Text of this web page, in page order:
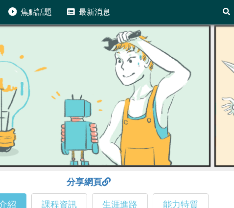
焦點話題 最新消息
分享網頁
紹 課程資訊 生涯進路 能力特質